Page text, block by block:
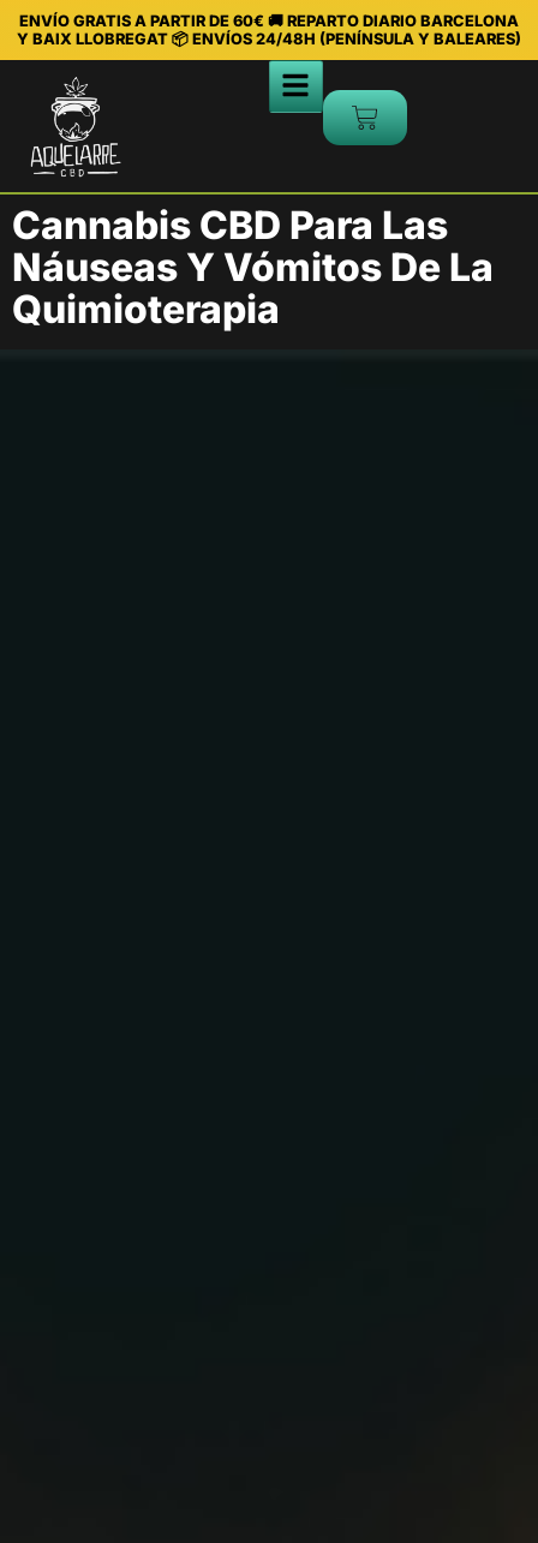
ENVÍO GRATIS A PARTIR DE 60€ 🚚 REPARTO DIARIO BARCELONA
Y BAIX LLOBREGAT 📦 ENVÍOS 24/48H (PENÍNSULA Y BALEARES)
Cannabis CBD Para Las
Náuseas Y Vómitos De La
Quimioterapia